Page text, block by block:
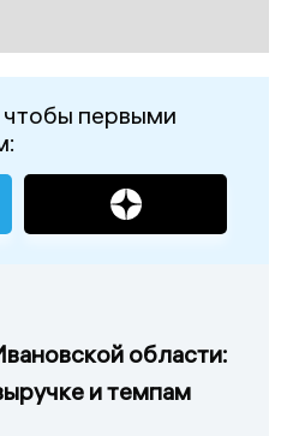
первыми
области:
и темпам